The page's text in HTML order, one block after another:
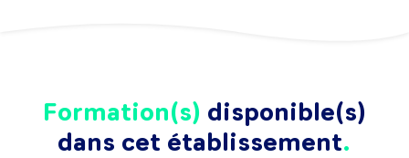
Formation(s) disponible(s)
dans cet établissement